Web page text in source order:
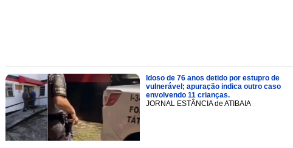
Idoso de 76 anos detido por estupro de
vulnerável; apuração indica outro caso
envolvendo 11 crianças.
JORNAL ESTÂNCIA de ATIBAIA